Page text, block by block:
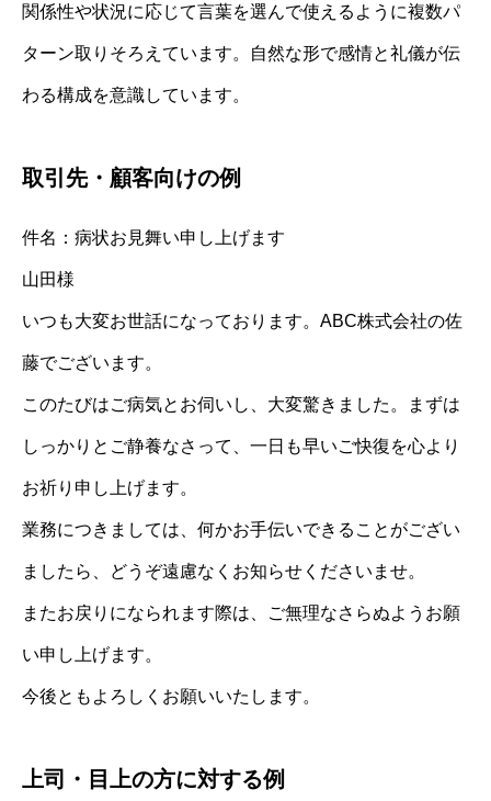
関係性や状況に応じて言葉を選んで使えるように複数パ
ターン取りそろえています。自然な形で感情と礼儀が伝
わる構成を意識しています。
取引先・顧客向けの例
件名：病状お見舞い申し上げます
山田様
いつも大変お世話になっております。ABC株式会社の佐
藤でございます。
このたびはご病気とお伺いし、大変驚きました。まずは
しっかりとご静養なさって、一日も早いご快復を心より
お祈り申し上げます。
業務につきましては、何かお手伝いできることがござい
ましたら、どうぞ遠慮なくお知らせくださいませ。
またお戻りになられます際は、ご無理なさらぬようお願
い申し上げます。
今後ともよろしくお願いいたします。
上司・目上の方に対する例